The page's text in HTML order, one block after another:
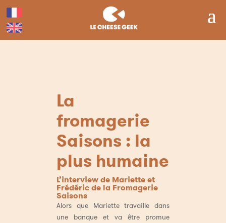
La
fromagerie
Saisons : la
plus humaine
L’interview de Mariette et
Frédéric de la Fromagerie
Saisons
Alors que Mariette travaille dans
une banque et va être promue